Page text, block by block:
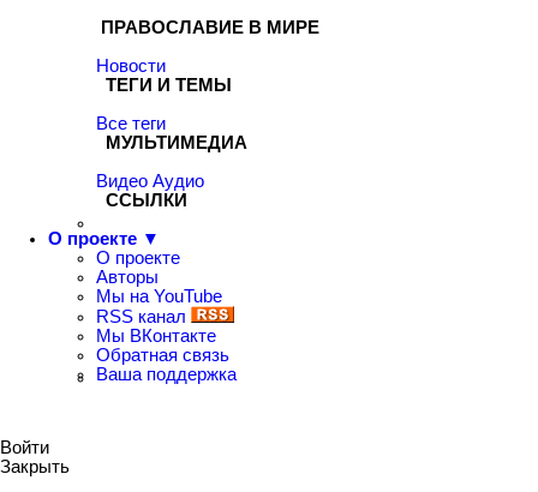
ПРАВОСЛАВИЕ В МИРЕ
Новости
ТЕГИ И ТЕМЫ
Все теги
МУЛЬТИМЕДИА
Видео Аудио
ССЫЛКИ
О проекте ▼
О проекте
Авторы
Мы на YouTube
RSS канал
Мы ВКонтакте
Обратная связь
Ваша поддержка
Войти
Закрыть